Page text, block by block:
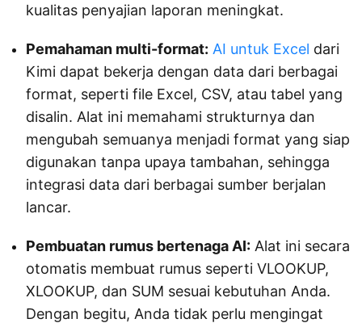
kualitas penyajian laporan meningkat.
Pemahaman multi-format: AI untuk Excel dari
Kimi dapat bekerja dengan data dari berbagai
format, seperti file Excel, CSV, atau tabel yang
disalin. Alat ini memahami strukturnya dan
mengubah semuanya menjadi format yang siap
digunakan tanpa upaya tambahan, sehingga
integrasi data dari berbagai sumber berjalan
lancar.
Pembuatan rumus bertenaga AI: Alat ini secara
otomatis membuat rumus seperti VLOOKUP,
XLOOKUP, dan SUM sesuai kebutuhan Anda.
Dengan begitu, Anda tidak perlu mengingat